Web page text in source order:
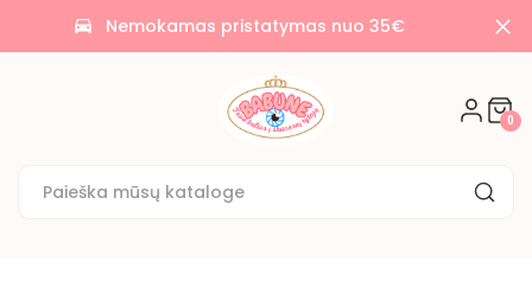
time_to_leave Nemokamas pristatymas nuo 35€
0
AKCIJOS
🌟
SAUSAINIAI